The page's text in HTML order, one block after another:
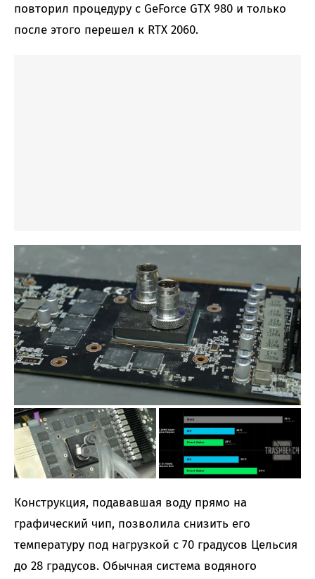
повторил процедуру с GeForce GTX 980 и только
после этого перешел к RTX 2060.
Конструкция, подававшая воду прямо на
графический чип, позволила снизить его
температуру под нагрузкой с 70 градусов Цельсия
до 28 градусов. Обычная система водяного